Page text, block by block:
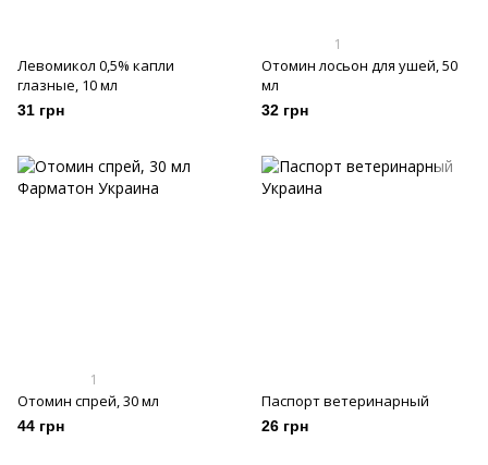
Левомикол 0,5% капли
глазные, 10 мл
31 грн
1
Отомин лосьон для ушей, 50
мл
32 грн
1
Отомин спрей, 30 мл
44 грн
Паспорт ветеринарный
26 грн